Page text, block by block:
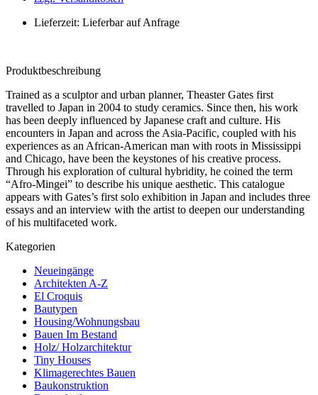
Lieferzeit: Lieferbar auf Anfrage
Produktbeschreibung
Trained as a sculptor and urban planner, Theaster Gates first
travelled to Japan in 2004 to study ceramics. Since then, his work
has been deeply influenced by Japanese craft and culture. His
encounters in Japan and across the Asia-Pacific, coupled with his
experiences as an African-American man with roots in Mississippi
and Chicago, have been the keystones of his creative process.
Through his exploration of cultural hybridity, he coined the term
“Afro-Mingei” to describe his unique aesthetic. This catalogue
appears with Gates’s first solo exhibition in Japan and includes three
essays and an interview with the artist to deepen our understanding
of his multifaceted work.
Kategorien
Neueingänge
Architekten A-Z
El Croquis
Bautypen
Housing/Wohnungsbau
Bauen Im Bestand
Holz/ Holzarchitektur
Tiny Houses
Klimagerechtes Bauen
Baukonstruktion